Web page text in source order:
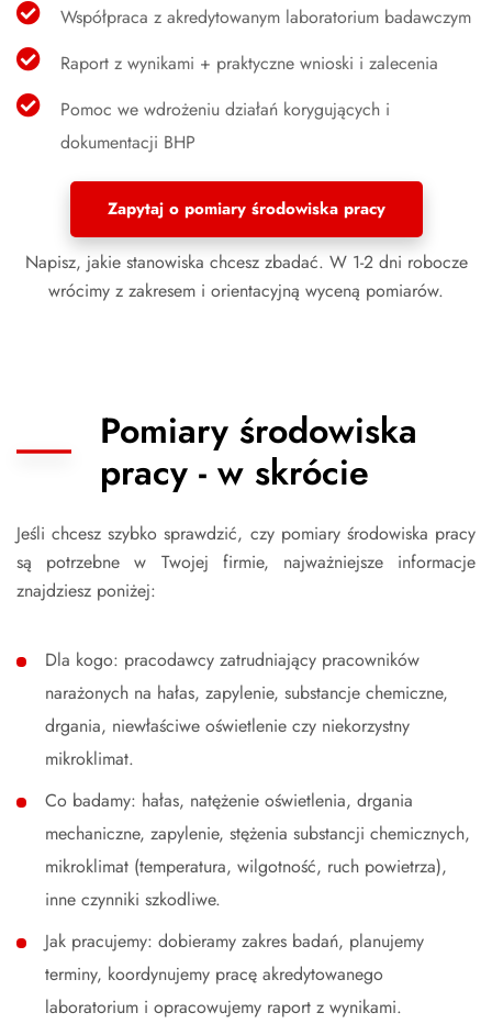
Współpraca z akredytowanym laboratorium badawczym
Raport z wynikami + praktyczne wnioski i zalecenia
Pomoc we wdrożeniu działań korygujących i
dokumentacji BHP
Zapytaj o pomiary środowiska pracy
Napisz, jakie stanowiska chcesz zbadać. W 1-2 dni robocze
wrócimy z zakresem i orientacyjną wyceną pomiarów.
Pomiary środowiska
pracy - w skrócie
Jeśli chcesz szybko sprawdzić, czy pomiary środowiska pracy
są potrzebne w Twojej firmie, najważniejsze informacje
znajdziesz poniżej:
Dla kogo: pracodawcy zatrudniający pracowników
narażonych na hałas, zapylenie, substancje chemiczne,
drgania, niewłaściwe oświetlenie czy niekorzystny
mikroklimat.
Co badamy: hałas, natężenie oświetlenia, drgania
mechaniczne, zapylenie, stężenia substancji chemicznych,
mikroklimat (temperatura, wilgotność, ruch powietrza),
inne czynniki szkodliwe.
Jak pracujemy: dobieramy zakres badań, planujemy
terminy, koordynujemy pracę akredytowanego
laboratorium i opracowujemy raport z wynikami.